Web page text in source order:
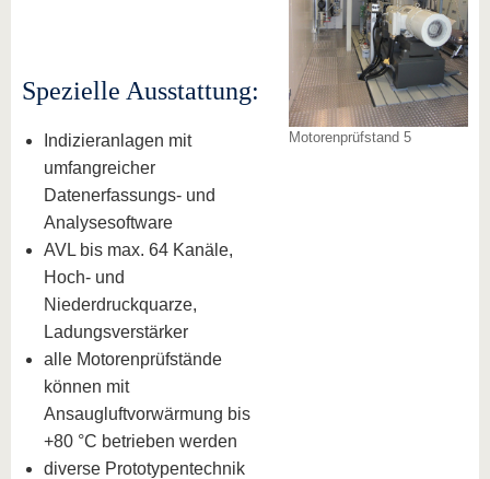
Motorenprüfstand 5
Spezielle Ausstattung:
Indizieranlagen mit
umfangreicher
Datenerfassungs- und
Analysesoftware
AVL bis max. 64 Kanäle,
Hoch- und
Niederdruckquarze,
Ladungsverstärker
alle Motorenprüfstände
können mit
Ansaugluftvorwärmung bis
+80 °C betrieben werden
diverse Prototypentechnik